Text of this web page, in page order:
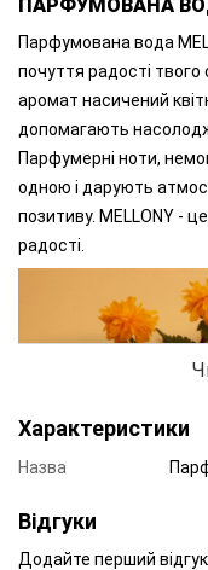
ПАРФУМОВАНА
Парфумована вода
почуття радості
аромат насичений
допомагають
Парфумерні ноти,
одною і дарують
позитиву. MELLONY -
радості.
Характеристики
Назва
Відгуки
Додайте перший відгук